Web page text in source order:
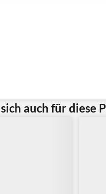
auch für diese